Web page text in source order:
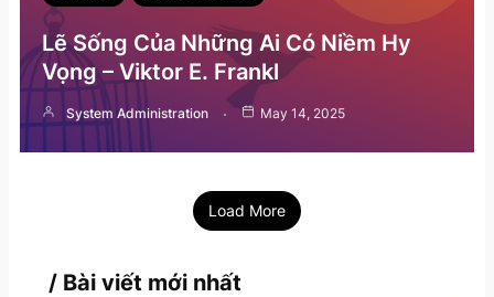
Lẽ Sống Của Những Ai Có Niềm Hy
Vọng – Viktor E. Frankl
System Administration May 14, 2025
Load More
/ Bài viết mới nhất